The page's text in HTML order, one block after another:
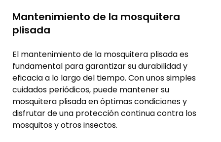
Mantenimiento de la mosquitera
plisada
El mantenimiento de la mosquitera plisada es
fundamental para garantizar su durabilidad y
eficacia a lo largo del tiempo. Con unos simples
cuidados periódicos, puede mantener su
mosquitera plisada en óptimas condiciones y
disfrutar de una protección continua contra los
mosquitos y otros insectos.